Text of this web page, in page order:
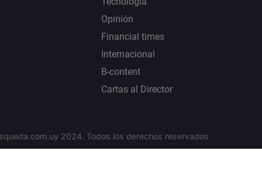
Opinión
Financial times
Internacional
B-content
Cartas al Director
2024. Todos los derechos reservados